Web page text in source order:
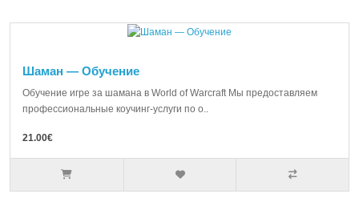
Шаман — Обучение
Обучение игре за шамана в World of Warcraft Мы предоставляем
профессиональные коучинг-услуги по о..
21.00€